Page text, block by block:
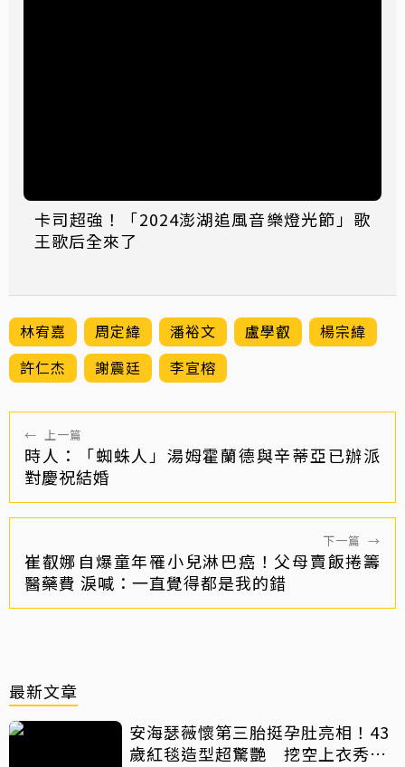
卡司超強！「2024澎湖追風音樂燈光節」歌
王歌后全來了
林宥嘉 周定緯 潘裕文 盧學叡
楊宗緯
許仁杰
謝震廷 李宣榕
← 上一篇
時人：「蜘蛛人」湯姆霍蘭德與辛蒂亞已辦派
對慶祝結婚
下一篇 →
崔叡娜自爆童年罹小兒淋巴癌！父母賣飯捲籌
醫藥費 淚喊：一直覺得都是我的錯
最新文章
安海瑟薇懷第三胎挺孕肚亮相！43
歲紅毯造型超驚艷 挖空上衣秀孕